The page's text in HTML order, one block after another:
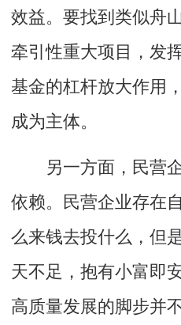
效益。要找到类似舟
牵引性重大项目，发
基金的杠杆放大作用
成为主体。
另一方面，民营企
依赖。民营企业存在
么来钱去投什么，但
天不足，抱有小富即
高质量发展的脚步并